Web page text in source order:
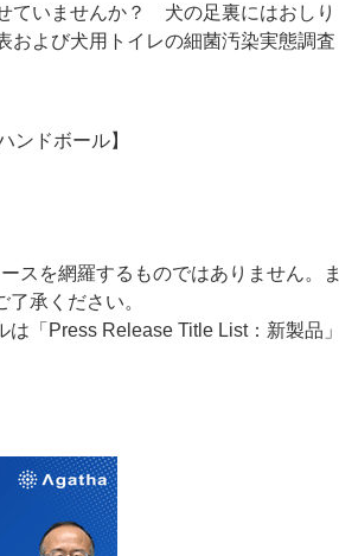
ていませんか？ 犬の足裏にはおしり
および犬用トイレの細菌汚染実態調査
ンドボール】
スを網羅するものではありません。ま
承ください。
「Press Release Title List：新製品」